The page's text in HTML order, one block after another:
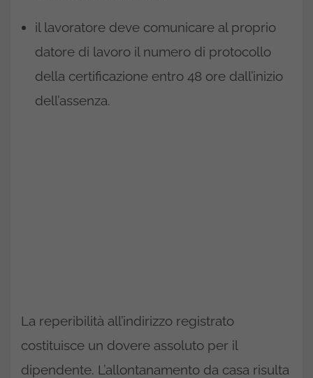
il lavoratore deve comunicare al proprio
datore di lavoro il numero di protocollo
della certificazione entro 48 ore dall’inizio
dell’assenza.
La reperibilità all’indirizzo registrato
costituisce un dovere assoluto per il
dipendente. L’allontanamento da casa risulta